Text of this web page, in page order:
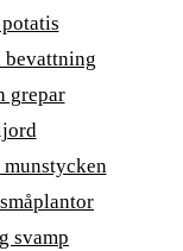
bevattning
grepar
svamp